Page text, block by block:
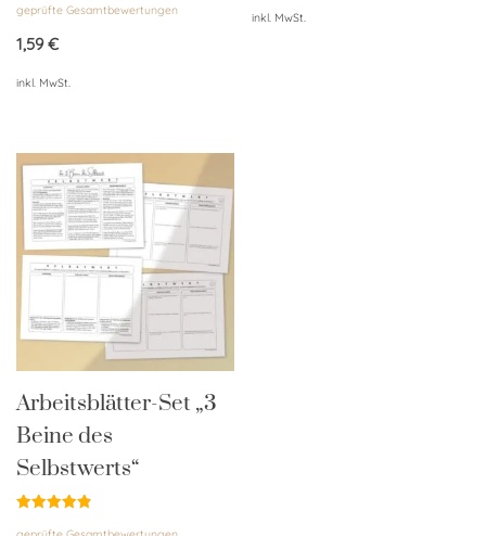
mit
von 5
geprüfte Gesamtbewertungen
1,59€
inkl. MwSt.
inkl. MwSt.
Arbeitsblätter-Set „3
Beine des
Selbstwerts“